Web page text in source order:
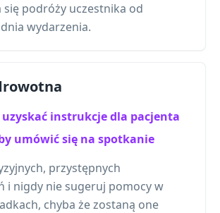
się podróży uczestnika od
wydarzenia.
instrukcje dla pacjenta
umówić się na spotkanie
przystępnych
i nigdy nie sugeruj pomocy w
chyba że zostaną one